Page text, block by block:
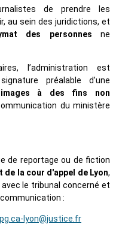
de prendre les
au sein des juridictions, et
des personnes ne
l’administration est
préalable d’une
à des fins non
du ministère
de reportage ou de fiction
la cour d'appel de Lyon,
le tribunal concerné et
:
lyon@justice.fr